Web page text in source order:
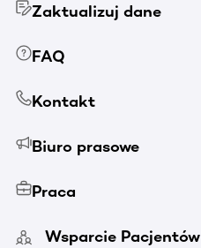
Zaktualizuj dane
FAQ
Kontakt
Biuro prasowe
Praca
Wsparcie Pacjentów